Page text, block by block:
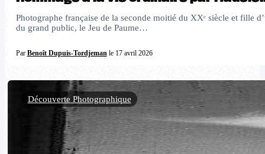
Photographe française de la seconde moitié du XXᵉ siècle et fille
du grand public, le Jeu de Paume…
Par Benoît Dupuis-Tordjemanle 17 avril 2026
Découverte Photographique